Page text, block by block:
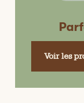
Voir les